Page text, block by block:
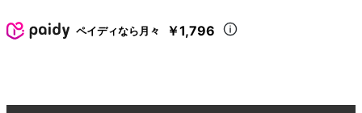
ペイディなら月々 ￥1,796